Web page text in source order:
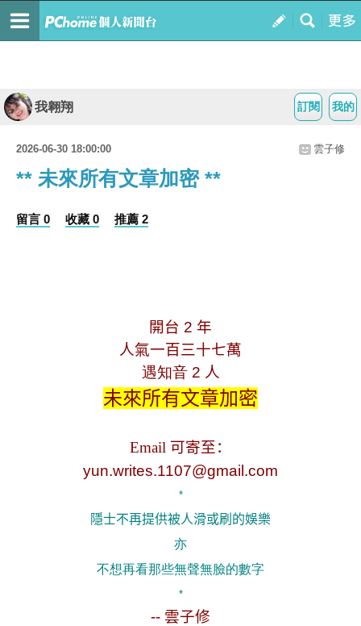
我的
訂閱
我翱翔
2026-06-30 18:00:00 雲子修
** 未來所有文章加密 **
留言 0 收藏 0 推薦 2
開台 2 年
人氣一百三十七萬
遇知音2 人
未來所有文章加密
Email 可寄至 ：
yun.writes.1107@gmail.com
*
隱士不再提供被人滑或刷的娛樂
亦
不想再看那些無聲無臉的數字
*
-- 雲子修